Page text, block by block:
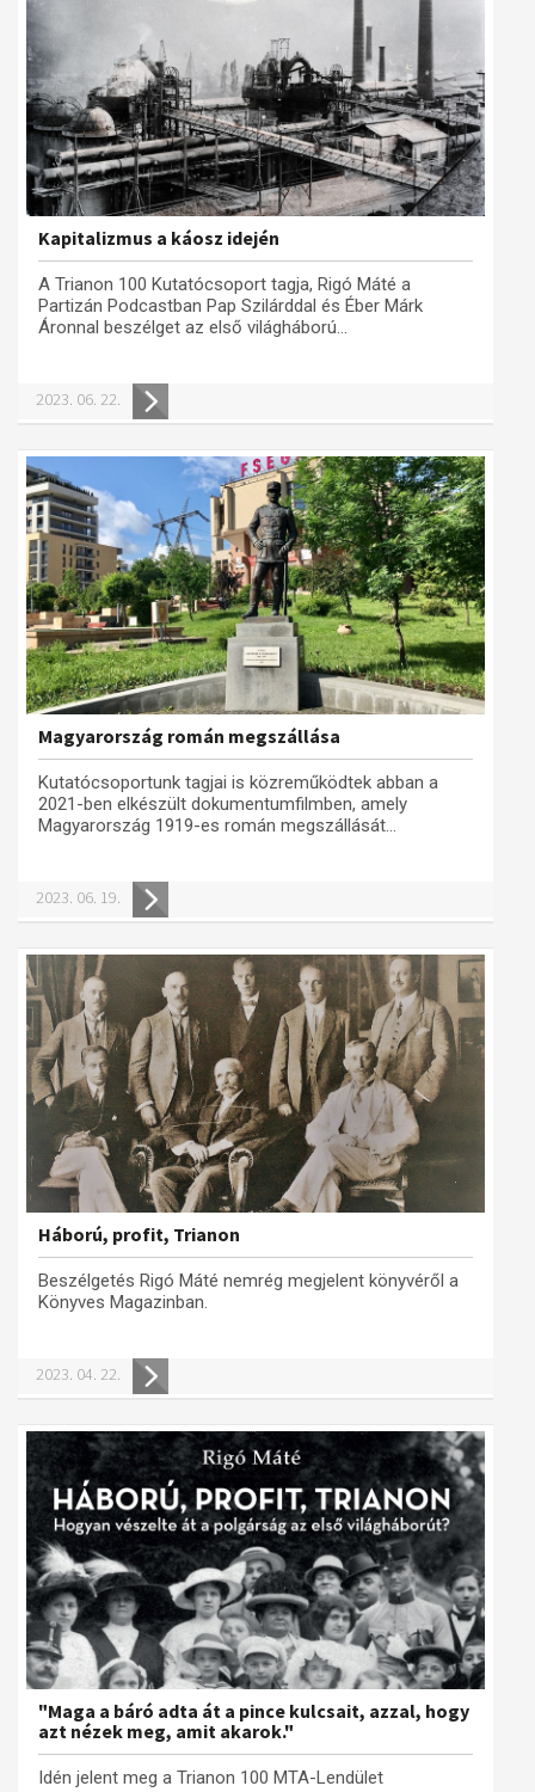
Kapitalizmus a káosz idején
A Trianon 100 Kutatócsoport tagja, Rigó Máté a
Partizán Podcastban Pap Szilárddal és Éber Márk
Áronnal beszélget az első világháború...
2023. 06. 22.
Magyarország román megszállása
Kutatócsoportunk tagjai is közreműködtek abban a
2021-ben elkészült dokumentumfilmben, amely
Magyarország 1919-es román megszállását...
2023. 06. 19.
Háború, profit, Trianon
Beszélgetés Rigó Máté nemrég megjelent könyvéről a
Könyves Magazinban.
2023. 04. 22.
"Maga a báró adta át a pince kulcsait, azzal, hogy
azt nézek meg, amit akarok."
Idén jelent meg a Trianon 100 MTA-Lendület